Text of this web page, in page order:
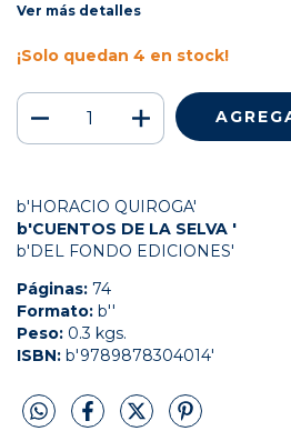
Ver más detalles
¡Solo quedan 4 en stock!
b'HORACIO QUIROGA'
b'CUENTOS DE LA SELVA '
b'DEL FONDO EDICIONES'
Páginas: 74
Formato: b''
Peso: 0.3 kgs.
ISBN: b'9789878304014'